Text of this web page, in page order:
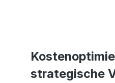
strategische